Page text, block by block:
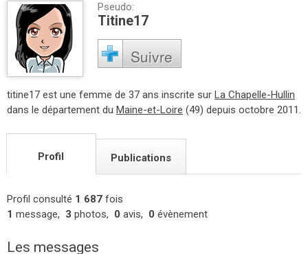
Pseudo:
Titine17
Suivre
titine17 est une femme de 37 ans inscrite sur La Chapelle-Hullin
dans le département du Maine-et-Loire (49) depuis octobre 2011.
Profil Publications
Profil consulté 1 687 fois
1 message, 3 photos, 0 avis, 0 évènement
Les messages